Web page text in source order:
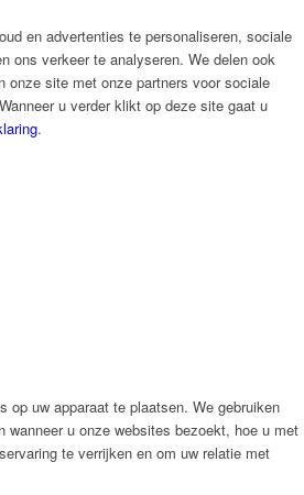
en advertenties te personaliseren, sociale
ons verkeer te analyseren. We delen ook
onze site met onze partners voor sociale
u verder klikt op deze site gaat u
.
op uw apparaat te plaatsen. We gebruiken
wanneer u onze websites bezoekt, hoe u met
te verrijken en om uw relatie met